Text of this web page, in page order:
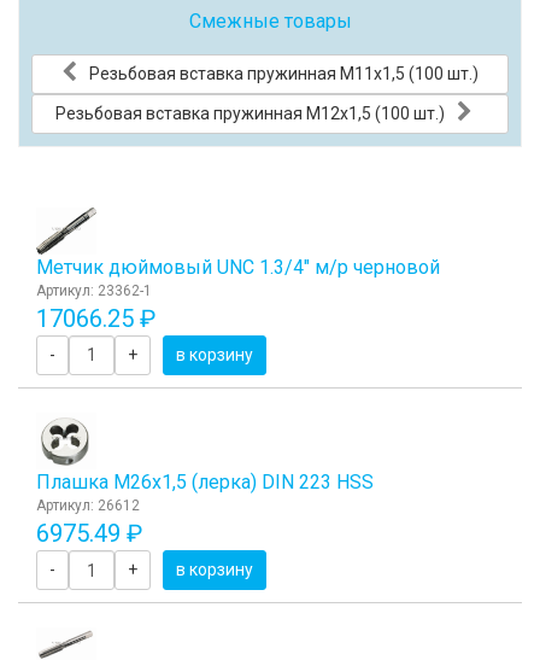
Смежные товары
Резьбовая вставка пружинная M11x1,5 (100 шт.)
Резьбовая вставка пружинная M12x1,5 (100 шт.)
Метчик дюймовый UNC 1.3/4" м/р черновой
Артикул: 23362-1
17066.25 ₽
- + в корзину
Плашка М26x1,5 (лерка) DIN 223 HSS
Артикул: 26612
6975.49 ₽
- + в корзину